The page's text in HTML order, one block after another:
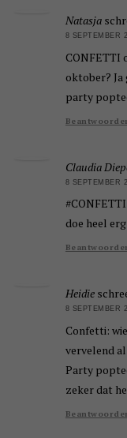
Natasja
8 SEPTEMBER
CONFETTI
oktober? Ja
party
Claudia
8 SEPTEMBER
doe heel
Heidie
8 SEPTEMBER
Confetti:
vervelend
Party
zeker dat